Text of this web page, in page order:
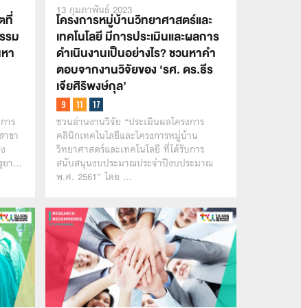
ที่
รม
า
าร
ขา
ยา…
13 กุมภาพันธ์ 2023
โครงการหมู่บ้านวิทยาศาสตร์และ
เทคโนโลยี มีการประเมินและผลการ
ดำเนินงานเป็นอย่างไร? ชวนหาคำ
ตอบจากงานวิจัยของ ‘รศ. ดร.ธีร
เจียศิริพงษ์กุล’
ชวนอ่านงานวิจัย “ประเมินผลโครงการ
คลินิกเทคโนโลยีและโครงการหมู่บ้าน
วิทยาศาสตร์และเทคโนโลยี ที่ได้รับการ
สนับสนุนงบประมาณประจำปีงบประมาณ
พ.ศ. 2561” โดย …